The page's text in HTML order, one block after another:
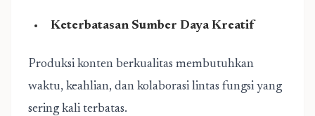
Keterbatasan Sumber Daya Kreatif
Produksi konten berkualitas membutuhkan
waktu, keahlian, dan kolaborasi lintas fungsi yang
sering kali terbatas.